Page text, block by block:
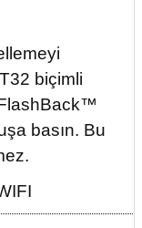
biçimli
basın. Bu